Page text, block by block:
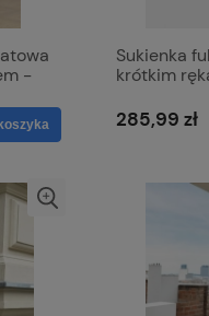
-
Sukienka
krótkim
285,99 zł